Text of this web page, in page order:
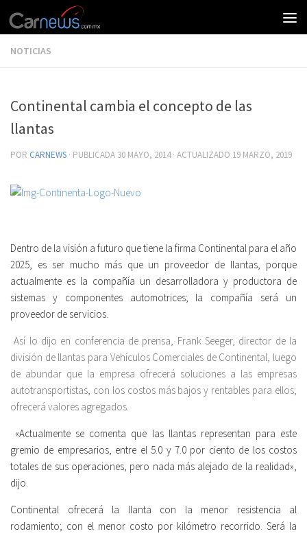
NOTICIAS
Continental cambia el concepto de las
llantas
POR CARNEWS · PUBLICADA 30 MAYO, 2014· ACTUALIZADO 19 MARZO, 2019
Dentro de la visión a futuro que tiene la firma Continental para el año
2025, es ser mucho más que un proveedor de llantas, porque
actualmente es la compañía un desarrolladora y productora de
sistemas y componentes automotrices; la compañía será un
proveedor de servicios.
Así lo dijo en conferencia de prensa, Frank Seeger, director de la
división de llantas para Vehículos Comerciales de Continental, luego
de abundar que la empresa ofrecerá soluciones a las empresas
autotransportistas, con los costos más bajos y rentables para ellos;
ofrecerá valores agregados.
«Actualmente se comenta que las llantas representan para este
gremio de empresarios, entre el 5.0 y 7.0 por ciento de los costos
totales de sus operaciones, pero nada más alejado de la realidad»,
dijo.
Continental ofrecerá la llanta con la menor resistencia al
rodamiento; con el menor costo por kilómetro recorrido. Será la